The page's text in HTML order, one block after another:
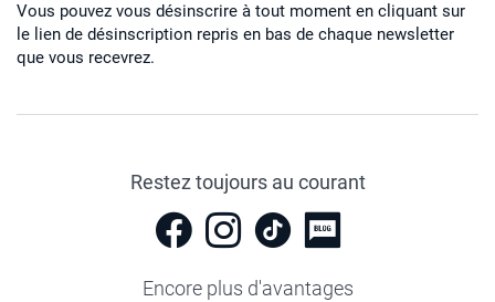
Vous pouvez vous désinscrire à tout moment en cliquant sur
le lien de désinscription repris en bas de chaque newsletter
que vous recevrez.
Restez toujours au courant
Encore plus d'avantages